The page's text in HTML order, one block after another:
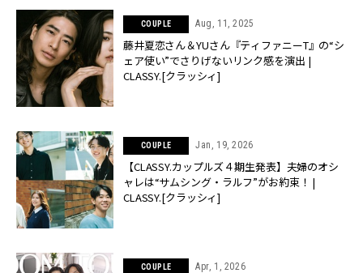
COUPLE Aug, 11, 2025
藤井夏恋さん＆YUさん『ティファニーT』の“シ
ェア使い”でさりげないリンク感を演出 |
CLASSY.[クラッシィ]
COUPLE Jan, 19, 2026
【CLASSY.カップルズ４期生発表】夫婦のオシ
ャレは“サムシング・ラルフ”がお約束！ |
CLASSY.[クラッシィ]
COUPLE Apr, 1, 2026